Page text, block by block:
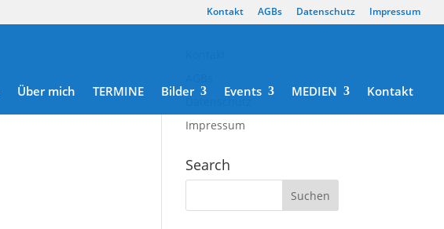
Kontakt AGBs Datenschutz Impressum
Über mich TERMINE Bilder Events MEDIEN Kontakt
Impressum
Search